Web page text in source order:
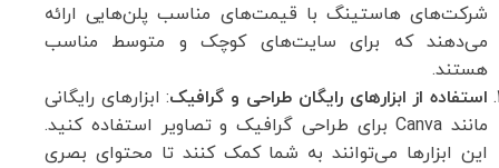
شرکت‌های هاستینگ با قیمت‌های مناسب پلن‌هایی ارائه
می‌دهند که برای سایت‌های کوچک و متوسط مناسب
هستند.
استفاده از ابزارهای رایگان طراحی و گرافیک: ابزارهای رایگانی
مانند Canva برای طراحی گرافیک و تصاویر استفاده کنید.
این ابزارها می‌توانند به شما کمک کنند تا محتوای بصری